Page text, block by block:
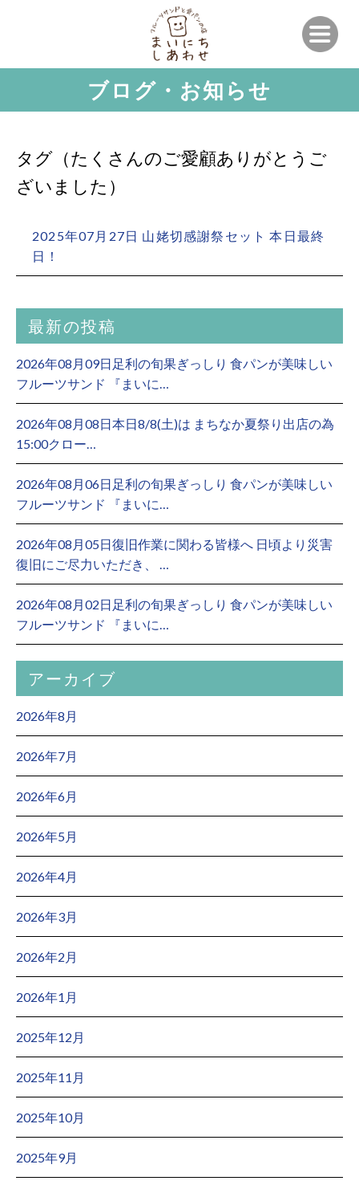
ブログ・お知らせ
タグ（たくさんのご愛顧ありがとうご
ざいました）
2025年07月27日 山姥切感謝祭セット 本日最終
日！
最新の投稿
2026年08月09日足利の旬果ぎっしり 食パンが美味しい
フルーツサンド 『まいに…
2026年08月08日本日8/8(土)は まちなか夏祭り出店の為
15:00クロー…
2026年08月06日足利の旬果ぎっしり 食パンが美味しい
フルーツサンド 『まいに…
2026年08月05日復旧作業に関わる皆様へ 日頃より災害
復旧にご尽力いただき、 …
2026年08月02日足利の旬果ぎっしり 食パンが美味しい
フルーツサンド 『まいに…
アーカイブ
2026年8月
2026年7月
2026年6月
2026年5月
2026年4月
2026年3月
2026年2月
2026年1月
2025年12月
2025年11月
2025年10月
2025年9月